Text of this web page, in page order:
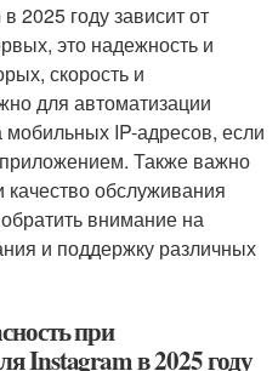
2025 году зависит от
это надежность и
скорость и
для автоматизации
мобильных IP-адресов, если
Также важно
качество обслуживания
внимание на
и поддержку различных
при
Instagram в 2025 году